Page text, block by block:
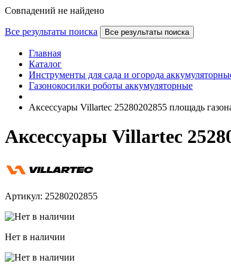
Совпадений не найдено
Все результаты поиска Все результаты поиска
Главная
Каталог
Инструменты для сада и огорода
Газонокосилки роботы аккумуляторные
Аксессуары Villartec 25280202855 площадь
Аксессуары Villartec
Артикул: 25280202855
Нет в наличии